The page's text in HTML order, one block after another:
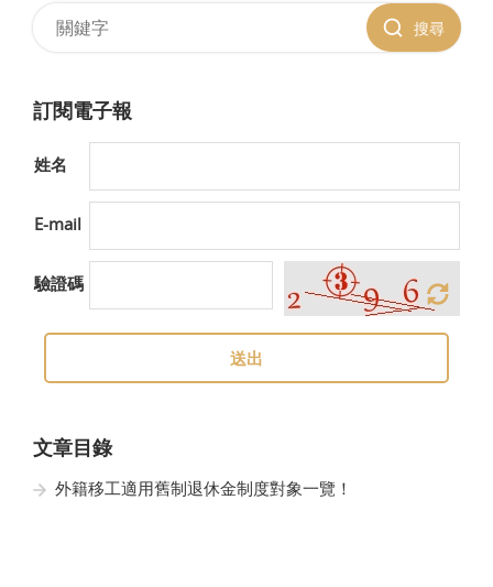
搜尋
訂閱電子報
姓名
E-mail
驗證碼
送出
文章目錄
外籍移工適用舊制退休金制度對象一覽！